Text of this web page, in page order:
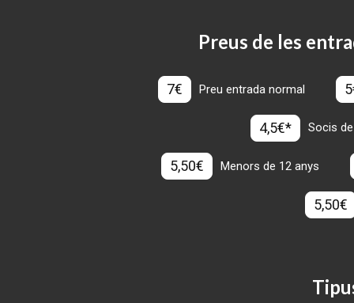
Preus de les
7€ Preu entrada normal
4,5€* Socis
5,50€ Menors de 12 anys
5,50€